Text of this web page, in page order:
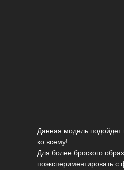
Данная модель подойдет
ко всему!
Для более броского
поэкспериментировать с